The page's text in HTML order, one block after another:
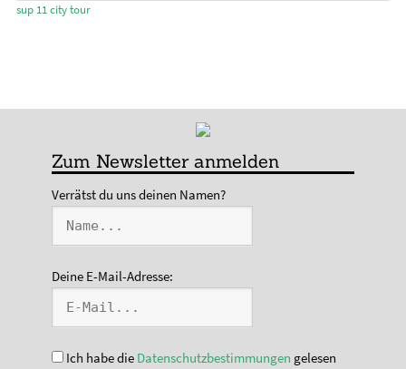
Zum Newsletter anmelden
Verrätst du uns deinen Namen?
Deine E-Mail-Adresse:
Ich habe die Datenschutzbestimmungen gelesen
sup 11 city tour